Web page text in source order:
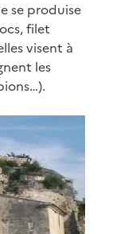
se produise
filet
visent à
les